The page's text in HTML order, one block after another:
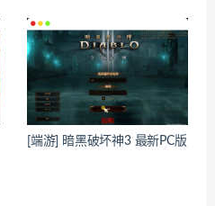
[端游] 暗黑破坏神3 最新PC版